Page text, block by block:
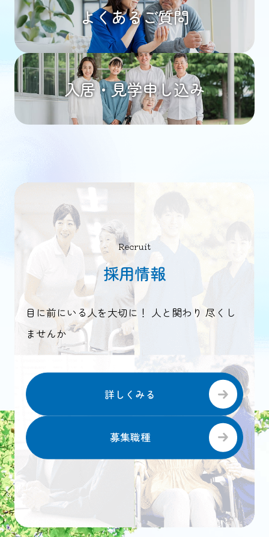
よくあるご質問
入居・見学申し込み
Recruit
採用情報
目に前にいる人を大切に！ 人と関わり 尽くし
ませんか
詳しくみる
募集職種